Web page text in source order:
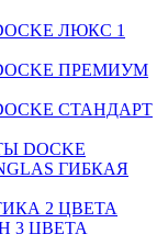
ЛЮКС 1
ПРЕМИУМ
СТАНДАРТ
DOCKE
ГИБКАЯ
2 ЦВЕТА
3 ЦВЕТА